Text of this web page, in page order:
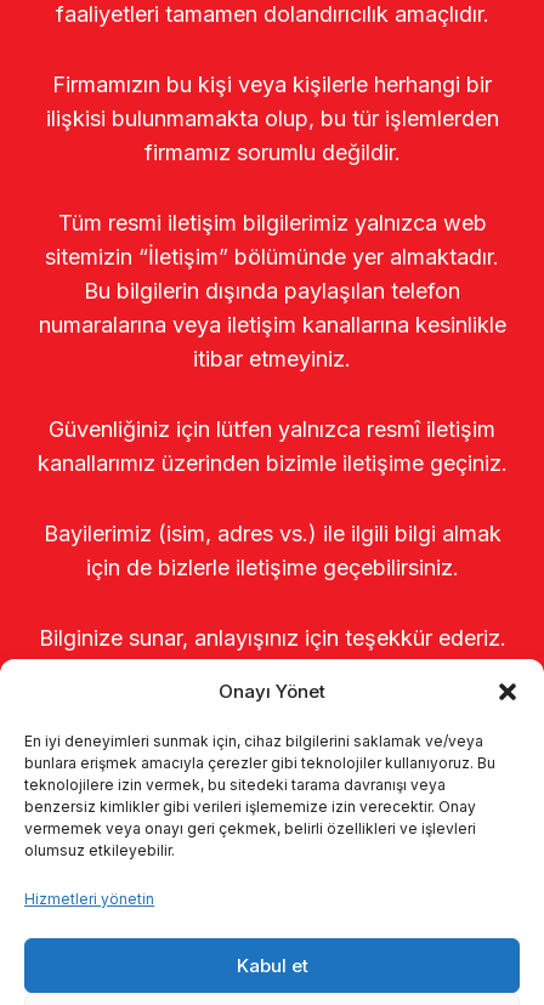
Onayı Yönet
En iyi deneyimleri sunmak için, cihaz bilgilerini saklamak ve/veya
bunlara erişmek amacıyla çerezler gibi teknolojiler kullanıyoruz. Bu
teknolojilere izin vermek, bu sitedeki tarama davranışı veya
benzersiz kimlikler gibi verileri işlememize izin verecektir. Onay
vermemek veya onayı geri çekmek, belirli özellikleri ve işlevleri
olumsuz etkileyebilir.
Hizmetleri yönetin
Kabul et
faaliyetleri tamamen dolandırıcılık amaçlıdır.
Firmamızın bu kişi veya kişilerle herhangi bir
ilişkisi bulunmamakta olup, bu tür işlemlerden
firmamız sorumlu değildir.
Tüm resmi iletişim bilgilerimiz yalnızca web
sitemizin “İletişim” bölümünde yer almaktadır.
Bu bilgilerin dışında paylaşılan telefon
numaralarına veya iletişim kanallarına kesinlikle
itibar etmeyiniz.
Güvenliğiniz için lütfen yalnızca resmî iletişim
kanallarımız üzerinden bizimle iletişime geçiniz.
Bayilerimiz (isim, adres vs.) ile ilgili bilgi almak
için de bizlerle iletişime geçebilirsiniz.
Bilginize sunar, anlayışınız için teşekkür ederiz.
Kalite politikamız